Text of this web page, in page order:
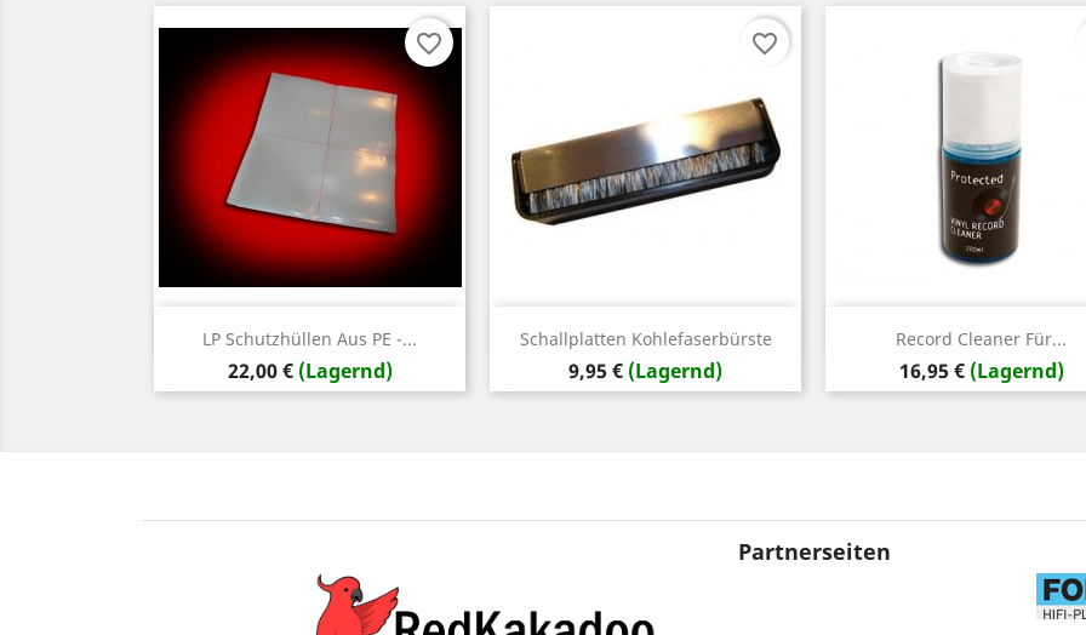
LP Schutzhüllen Aus PE -...
Preis
22,00 € (Lagernd)
Vorschau
favorite_border
Schallplatten Kohlefaserbürste
Preis
9,95 € (Lagernd)
Vorschau
favorite_border
Record Cleaner Für...
Preis
16,95 € (Lagernd)
Vorschau
Partnerseiten